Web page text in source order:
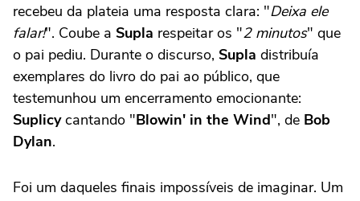
recebeu da plateia uma resposta clara: "Deixa ele
falar!". Coube a Supla respeitar os "2 minutos" que
o pai pediu. Durante o discurso, Supla distribuía
exemplares do livro do pai ao público, que
testemunhou um encerramento emocionante:
Suplicycantando "Blowin' in the Wind", de Bob
Dylan.
Foi um daqueles finais impossíveis de imaginar. Um